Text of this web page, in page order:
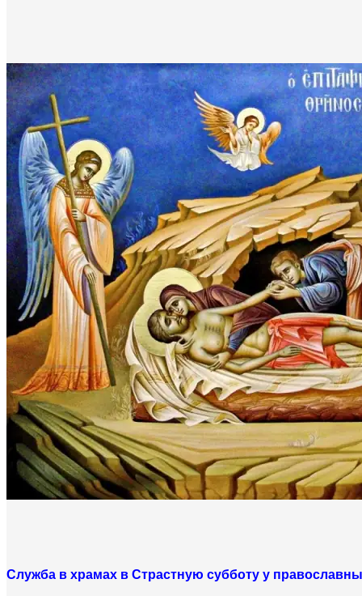
Служба в храмах в Страстную субботу у